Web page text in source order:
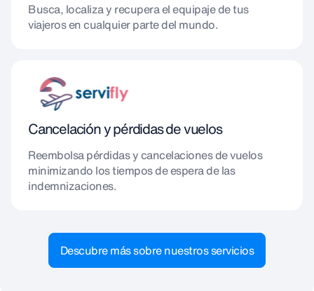
Busca, localiza y recupera el equipaje de tus
viajeros en cualquier parte del mundo.
Cancelación y pérdidas de vuelos
Reembolsa pérdidas y cancelaciones de vuelos
minimizando los tiempos de espera de las
indemnizaciones.
Descubre más sobre nuestros servicios